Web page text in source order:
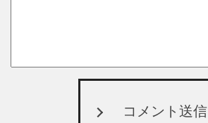
コメント送信